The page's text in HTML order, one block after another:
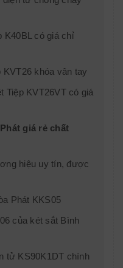
K40BL có giá chỉ
KVT26 khóa vân tay
Tiệp KVT26VT có giá
giá rẻ chất
hiệu uy tín, được
Phát KKS05
của két sắt Bình
tử KS90K1DT chính